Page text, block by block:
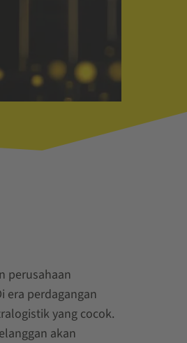
perusahaan
era perdagangan
yang cocok.
akan